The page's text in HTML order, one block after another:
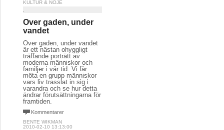
KULTUR & NÖJE
Over gaden, under
vandet
Over gaden, under vandet
är ett nästan ohyggligt
träffande porträtt av
moderna människor och
familjer i vår tid. Vi får
möta en grupp människor
vars liv trasslat in sig i
varandra och se hur detta
ändrar förutsättningarna för
framtiden.
Kommentarer
BENTE WIKMAN
2010-02-10 13:13:00